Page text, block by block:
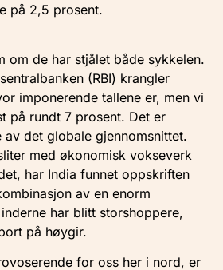
på 2,5 prosent.
om de har stjålet både sykkelen.
(RBI) krangler
imponerende tallene er, men vi
på rundt 7 prosent. Det er
av det globale gjennomsnittet.
med økonomisk vokseverk
har India funnet oppskriften
av en enorm
har blitt storshoppere,
på høygir.
for oss her i nord, er